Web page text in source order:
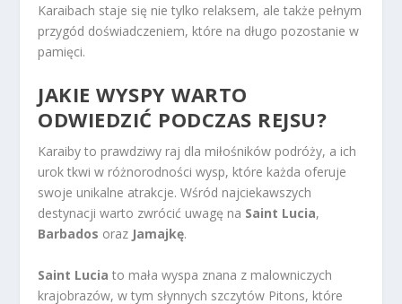
Karaibach staje się nie tylko relaksem, ale także pełnym
przygód doświadczeniem, które na długo pozostanie w
pamięci.
JAKIE WYSPY WARTO
ODWIEDZIĆ PODCZAS REJSU?
Karaiby to prawdziwy raj dla miłośników podróży, a ich
urok tkwi w różnorodności wysp, które każda oferuje
swoje unikalne atrakcje. Wśród najciekawszych
destynacji warto zwrócić uwagę na Saint Lucia,
Barbados oraz Jamajkę.
Saint Lucia to mała wyspa znana z malowniczych
krajobrazów, w tym słynnych szczytów Pitons, które